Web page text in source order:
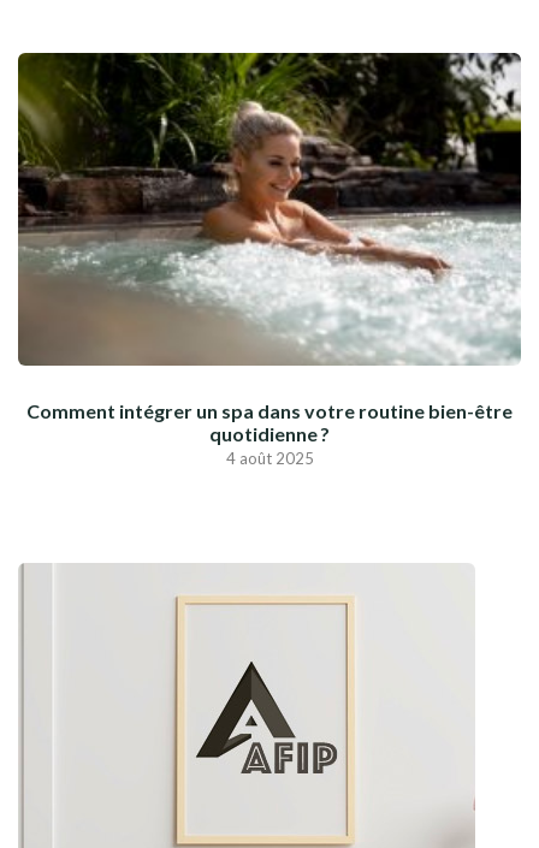
Comment intégrer un spa dans votre routine bien-être
quotidienne ?
4 août 2025